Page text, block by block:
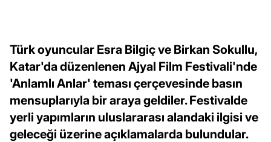
Türk oyuncular Esra Bilgiç ve Birkan Sokullu,
Katar'da düzenlenen Ajyal Film Festivali'nde
'Anlamlı Anlar' teması çerçevesinde basın
mensuplarıyla bir araya geldiler. Festivalde
yerli yapımların uluslararası alandaki ilgisi ve
geleceği üzerine açıklamalarda bulundular.